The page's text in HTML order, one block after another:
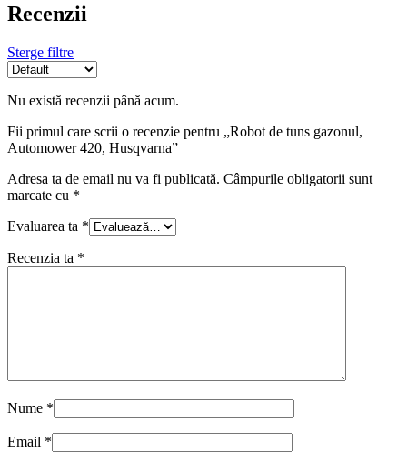
Recenzii
Sterge filtre
Nu există recenzii până acum.
Fii primul care scrii o recenzie pentru „Robot de tuns gazonul,
Automower 420, Husqvarna”
Adresa ta de email nu va fi publicată. Câmpurile obligatorii sunt
marcate cu *
Evaluarea ta *
Recenzia ta *
Nume *
Email *